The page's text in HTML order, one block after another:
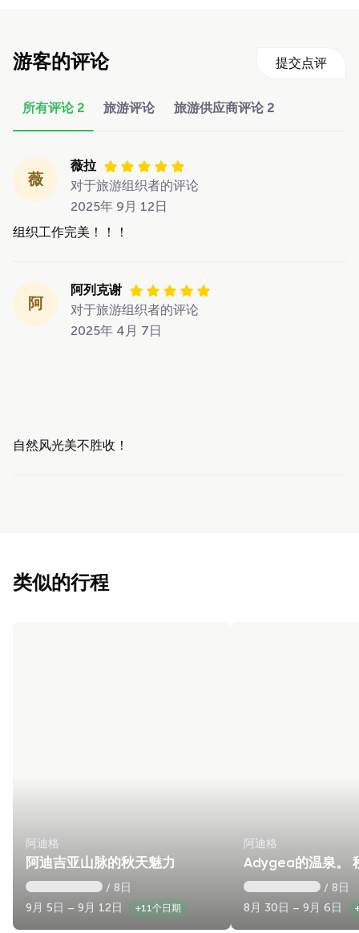
游客的评论 提交点评
所有评论 2 旅游评论 旅游供应商评论 2
薇
薇拉
对于旅游组织者的评论
2025年 9月 12日
组织工作完美！！！
阿
阿列克谢
对于旅游组织者的评论
2025年 4月 7日
自然风光美不胜收！
类似的行程
阿迪格
阿迪吉亚山脉的秋天魅力
/ 8日
9月 5日 – 9月 12日
+11个日期
阿迪格
Adygea的温泉。
/ 8日
8月 30日 – 9月 6日